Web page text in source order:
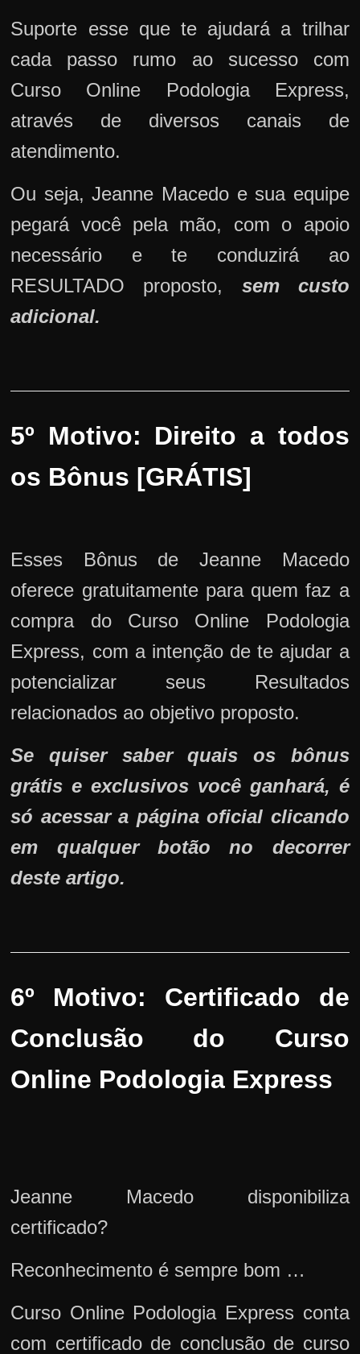
Suporte esse que te ajudará a trilhar
cada passo rumo ao sucesso com
Curso Online Podologia Express,
através de diversos canais de
atendimento.
Ou seja, Jeanne Macedo e sua equipe
pegará você pela mão, com o apoio
necessário e te conduzirá ao
RESULTADO proposto, sem custo
adicional.
5º Motivo: Direito a todos
os Bônus [GRÁTIS]
Esses Bônus de Jeanne Macedo
oferece gratuitamente para quem faz a
compra do Curso Online Podologia
Express, com a intenção de te ajudar a
potencializar seus Resultados
relacionados ao objetivo proposto.
Se quiser saber quais os bônus
grátis e exclusivos você ganhará, é
só acessar a página oficial clicando
em qualquer botão no decorrer
deste artigo.
6º Motivo: Certificado de
Conclusão do Curso
Online Podologia Express
Jeanne Macedo disponibiliza
certificado?
Reconhecimento é sempre bom …
Curso Online Podologia Express conta
com certificado de conclusão de curso